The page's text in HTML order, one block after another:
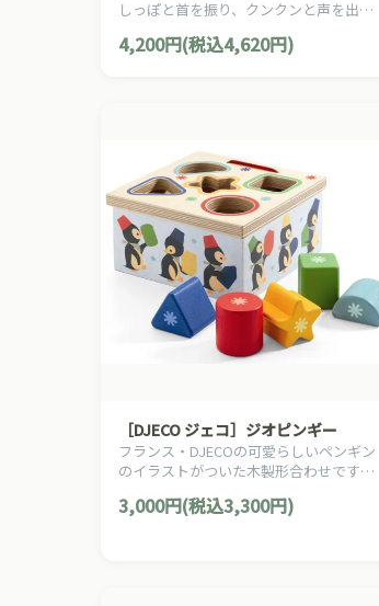
しっぽと首を振り、クンクンと声を出し
4,200円(税込4,620円)
［DJECO ジェコ］ジオピンギー
フランス・DJECOの可愛らしいペンギン
のイラストがついた木製形合わせです。
3,000円(税込3,300円)